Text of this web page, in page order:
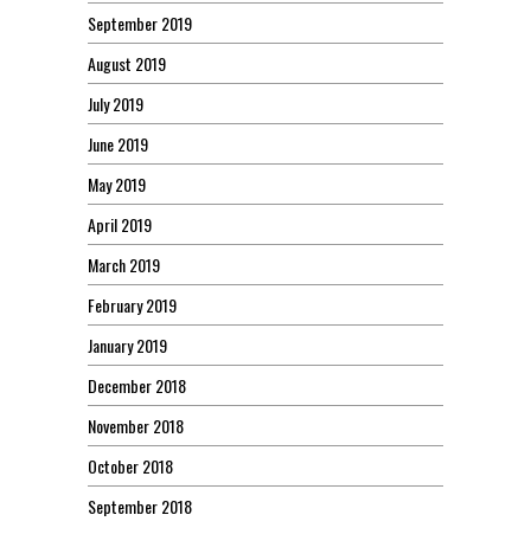
September 2019
August 2019
July 2019
June 2019
May 2019
April 2019
March 2019
February 2019
January 2019
December 2018
November 2018
October 2018
September 2018